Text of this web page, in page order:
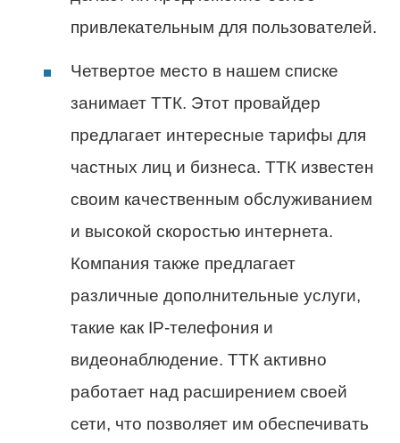
привлекательным для пользователей.
Четвертое место в нашем списке
занимает ТТК. Этот провайдер
предлагает интересные тарифы для
частных лиц и бизнеса. ТТК известен
своим качественным обслуживанием
и высокой скоростью интернета.
Компания также предлагает
различные дополнительные услуги,
такие как IP-телефония и
видеонаблюдение. ТТК активно
работает над расширением своей
сети, что позволяет им обеспечивать